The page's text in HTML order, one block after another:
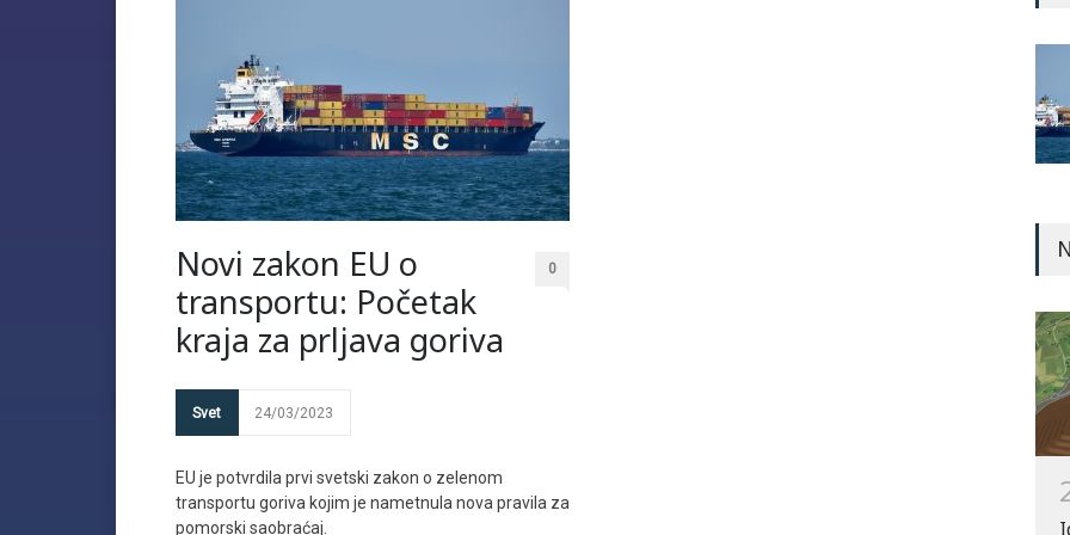
Novi zakon EU o
transportu: Početak
kraja za prljava goriva
0
Svet 24/03/2023
EU je potvrdila prvi svetski zakon o zelenom
transportu goriva kojim je nametnula nova pravila za
pomorski saobraćaj.